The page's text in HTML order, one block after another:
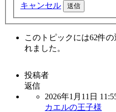
このトピックには62件
れました。
投稿者
返信
2026年1月11日
カエルの王子様
キャンセル 送信